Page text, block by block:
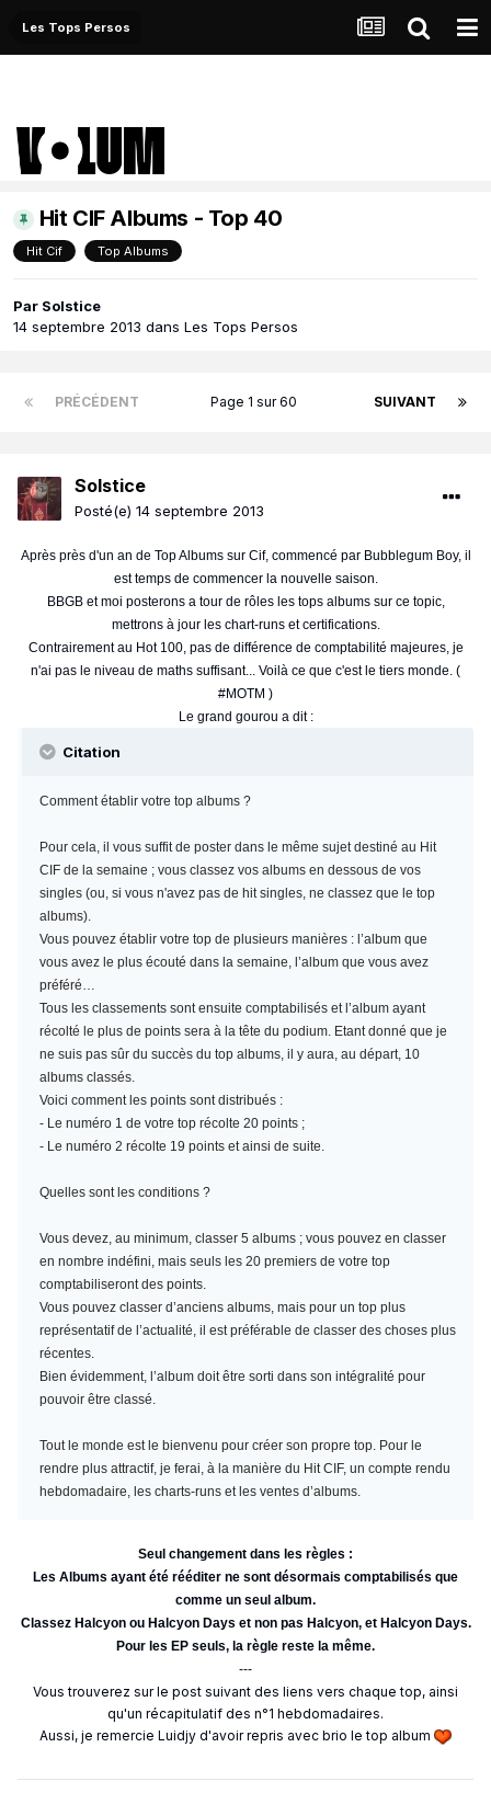
Les Tops Persos
Hit CIF Albums - Top 40
Hit Cif Top Albums
Par Solstice
14 septembre 2013 dans Les Tops Persos
PRÉCÉDENT SUIVANT
Page 1 sur 60
Solstice
Posté(e) 14 septembre 2013
Après près d'un an de Top Albums sur Cif, commencé par Bubblegum Boy, il
est temps de commencer la nouvelle saison.
BBGB et moi posterons a tour de rôles les tops albums sur ce topic,
mettrons à jour les chart-runs et certifications.
Contrairement au Hot 100, pas de différence de comptabilité majeures, je
n'ai pas le niveau de maths suffisant... Voilà ce que c'est le tiers monde. (
#MOTM )
Le grand gourou a dit :
Citation
Comment établir votre top albums ?
Pour cela, il vous suffit de poster dans le même sujet destiné au Hit
CIF de la semaine ; vous classez vos albums en dessous de vos
singles (ou, si vous n'avez pas de hit singles, ne classez que le top
albums).
Vous pouvez établir votre top de plusieurs manières : l’album que
vous avez le plus écouté dans la semaine, l’album que vous avez
préféré…
Tous les classements sont ensuite comptabilisés et l’album ayant
récolté le plus de points sera à la tête du podium. Etant donné que je
ne suis pas sûr du succès du top albums, il y aura, au départ, 10
albums classés.
Voici comment les points sont distribués :
- Le numéro 1 de votre top récolte 20 points ;
- Le numéro 2 récolte 19 points et ainsi de suite.
Quelles sont les conditions ?
Vous devez, au minimum, classer 5 albums ; vous pouvez en classer
en nombre indéfini, mais seuls les 20 premiers de votre top
comptabiliseront des points.
Vous pouvez classer d’anciens albums, mais pour un top plus
représentatif de l’actualité, il est préférable de classer des choses plus
récentes.
Bien évidemment, l’album doit être sorti dans son intégralité pour
pouvoir être classé.
Tout le monde est le bienvenu pour créer son propre top. Pour le
rendre plus attractif, je ferai, à la manière du Hit CIF, un compte rendu
hebdomadaire, les charts-runs et les ventes d’albums.
Seul changement dans les règles :
Les Albums ayant été rééditer ne sont désormais comptabilisés que
comme un seul album.
Classez Halcyon ou Halcyon Days et non pas Halcyon, et Halcyon Days.
Pour les EP seuls, la règle reste la même.
---
Vous trouverez sur le post suivant des liens vers chaque top, ainsi
qu'un récapitulatif des n°1 hebdomadaires.
Aussi, je remercie Luidjy d'avoir repris avec brio le top album